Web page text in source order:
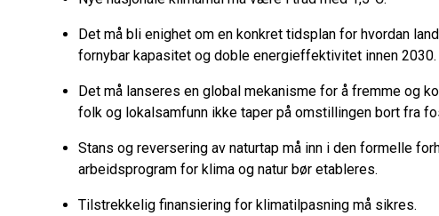
Det må bli enighet om en konkret tidsplan for hvordan
fornybar kapasitet og doble energieffektivitet innen 2030.
Det må lanseres en global mekanisme for å fremme og
folk og lokalsamfunn ikke taper på omstillingen bort fra
Stans og reversering av naturtap må inn i den formelle
arbeidsprogram for klima og natur bør etableres.
Tilstrekkelig finansiering for klimatilpasning må sikres.